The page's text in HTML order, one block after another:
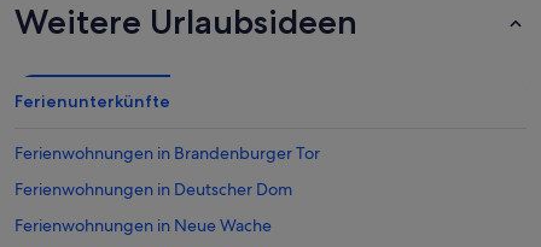
Weitere Urlaubsideen
Ferienunterkünfte
Ferienwohnungen in Brandenburger Tor
Ferienwohnungen in Deutscher Dom
Ferienwohnungen in Neue Wache